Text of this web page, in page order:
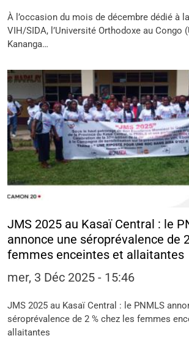
À l’occasion du mois de décembre dédié à
VIH/SIDA, l’Université Orthodoxe au Congo
Kananga…
JMS 2025 au Kasaï Central : le
annonce une séroprévalence de
femmes enceintes et allaitantes
mer, 3 Déc 2025 - 15:46
JMS 2025 au Kasaï Central : le PNMLS
séroprévalence de 2 % chez les femmes
allaitantes